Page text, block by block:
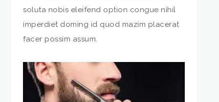
soluta nobis eleifend option congue nihil
imperdiet doming id quod mazim placerat
facer possim assum.